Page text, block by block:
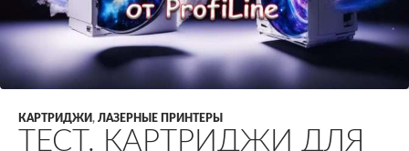
КАРТРИДЖИ, ЛАЗЕРНЫЕ ПРИНТЕРЫ
ТЕСТ. КАРТРИДЖИ ДЛЯ